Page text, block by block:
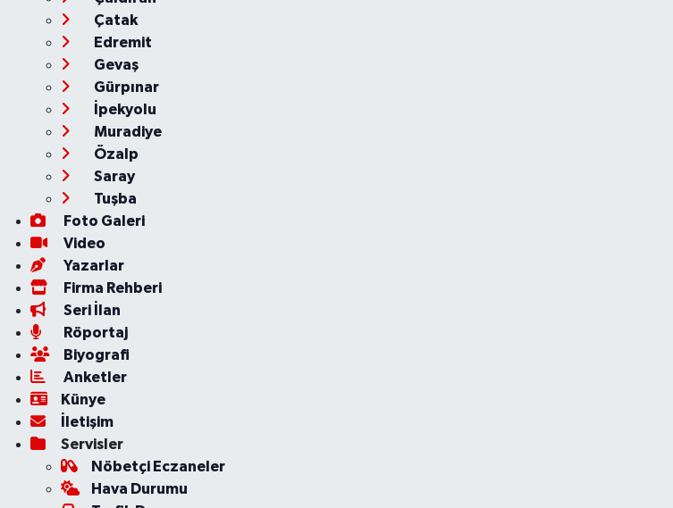
Çatak
Edremit
Gevaş
Gürpınar
İpekyolu
Muradiye
Özalp
Saray
Tuşba
Foto Galeri
Video
Yazarlar
Firma Rehberi
Seri İlan
Röportaj
Biyografi
Anketler
Künye
İletişim
Servisler
Nöbetçi Eczaneler
Hava Durumu